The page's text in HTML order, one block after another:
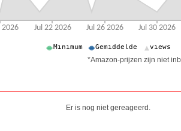
*Amazon-prijzen zijn niet
Er is nog niet gereageerd.